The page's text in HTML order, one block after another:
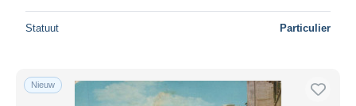
Statuut Particulier
Nieuw